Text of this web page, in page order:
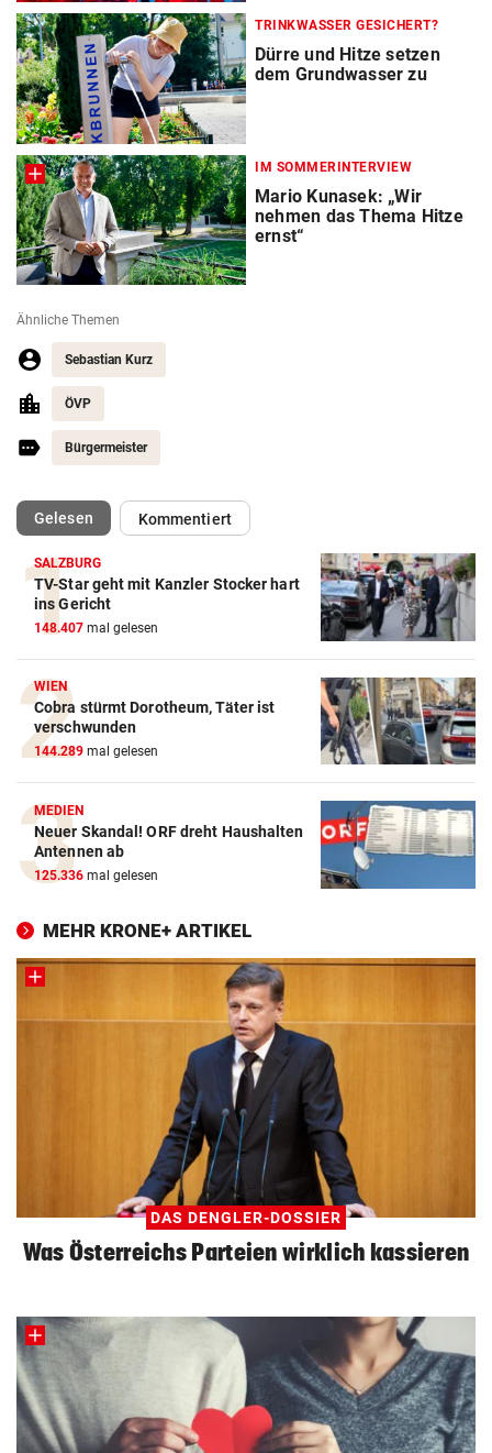
TRINKWASSER GESICHERT?
Dürre und Hitze setzen
dem Grundwasser zu
IM SOMMERINTERVIEW
Mario Kunasek: „Wir
nehmen das Thema Hitze
ernst“
Ähnliche Themen
Sebastian Kurz
ÖVP
Bürgermeister
Gelesen(ausgewählt)Kommentiert
SALZBURG
TV-Star geht mit Kanzler Stocker hart
ins Gericht
148.407 mal gelesen
WIEN
Cobra stürmt Dorotheum, Täter ist
verschwunden
144.289 mal gelesen
MEDIEN
Neuer Skandal! ORF dreht Haushalten
Antennen ab
125.336 mal gelesen
MEHR KRONE+ ARTIKEL
DAS DENGLER-DOSSIER
Was Österreichs Parteien wirklich kassieren